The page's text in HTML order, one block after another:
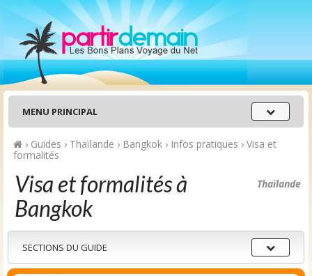
Menu
principal
MENU PRINCIPAL
› Guides › Thaïlande › Bangkok › Infos pratiques › Visa et
formalités
Thaïlande
Visa et formalités à
Bangkok
Sections
du
guide
SECTIONS DU GUIDE